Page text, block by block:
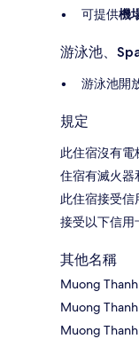
可提供機
游泳池、
游泳池開
規定
此住宿沒有電
住宿有滅火器
此住宿接受信
接受以下信用
其他名稱
Muong
Muong
Muong